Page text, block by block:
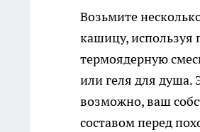
Возьмите
кашицу, используя
термоядерную
или геля для душа.
возможно, ваш
составом перед